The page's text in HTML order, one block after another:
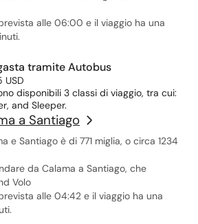
alle 06:00 e il viaggio ha una
tramite Autobus
USD
disponibili 3 classi di viaggio, tra cui:
and Sleeper.
a Santiago
e Santiago è di 771 miglia, o circa 1234
da Calama a Santiago, che
Volo
alle 04:42 e il viaggio ha una